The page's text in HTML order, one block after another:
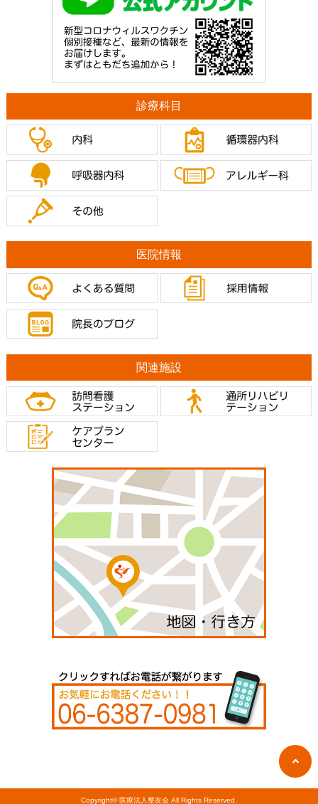
診療科目
医院情報
関連施設
Copyright© 医療法人整友会 All Rights Reserved.